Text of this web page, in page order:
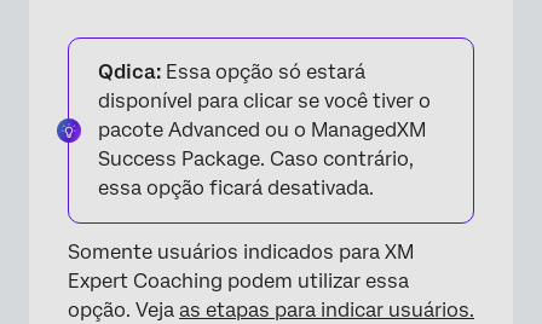
Qdica: Essa opção só estará
disponível para clicar se você tiver o
pacote Advanced ou o ManagedXM
Success Package. Caso contrário,
essa opção ficará desativada.
Somente usuários indicados para XM
Expert Coaching podem utilizar essa
opção. Veja as etapas para indicar usuários.